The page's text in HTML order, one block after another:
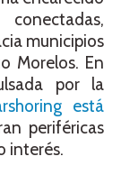
municipios
Morelos. En
por la
está
periféricas
interés.